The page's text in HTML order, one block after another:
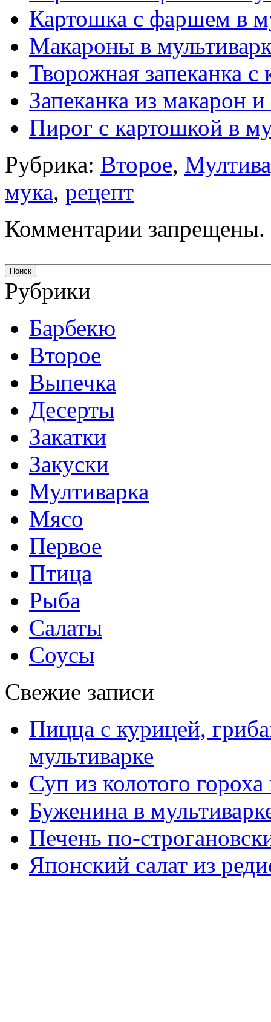
Картошка с фаршем в
Макароны в
Творожная запеканка с
Запеканка из макарон
Пирог с картошкой в
Рубрика: Второе,
мука, рецепт
Комментарии запрещены.
Рубрики
Барбекю
Второе
Выпечка
Десерты
Закатки
Закуски
Мултиварка
Мясо
Первое
Птица
Рыба
Салаты
Соусы
Свежие записи
Пицца с курицей,
мультиварке
Суп из колотого
Буженина в
Печень по-
Японский салат из